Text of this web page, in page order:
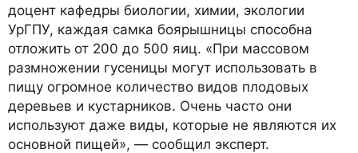
доцент кафедры биологии, химии, экологии
УрГПУ, каждая самка боярышницы способна
отложить от 200 до 500 яиц. «При массовом
размножении гусеницы могут использовать в
пищу огромное количество видов плодовых
деревьев и кустарников. Очень часто они
используют даже виды, которые не являются их
основной пищей», — сообщил эксперт.